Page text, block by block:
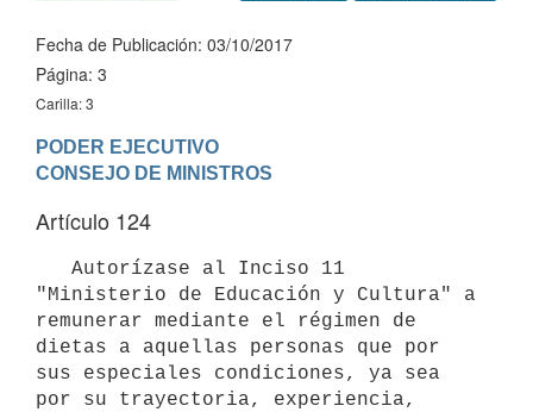
Fecha de Publicación: 03/10/2017
Página: 3
Carilla: 3
PODER EJECUTIVO
Artículo 124
"Ministerio de Educación y Cultura" a
remunerar mediante el régimen de
dietas a aquellas personas que por
sus especiales condiciones, ya sea
por su trayectoria, experiencia,